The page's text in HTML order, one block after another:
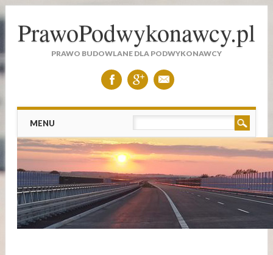
PrawoPodwykonawcy.pl
PRAWO BUDOWLANE DLA PODWYKONAWCY
Main menu
MENU